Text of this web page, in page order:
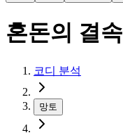
혼돈의 결속
코디 분석
망토